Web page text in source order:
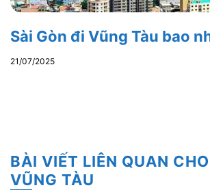
Sài Gòn đi Vũng Tàu bao
21/07/2025
BÀI VIẾT LIÊN QUAN
VŨNG TÀU